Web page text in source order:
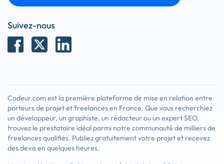
Suivez-nous
Codeur.com est la première plateforme de mise en relation entre
porteurs de projet et freelances en France. Que vous recherchiez
un développeur, un graphiste, un rédacteur ou un expert SEO,
trouvez le prestataire idéal parmi notre communauté de milliers de
freelances qualifiés. Publiez gratuitement votre projet et recevez
des devis en quelques heures.